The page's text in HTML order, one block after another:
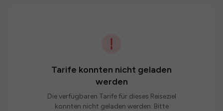
Tarife konnten nicht geladen
werden
Die verfügbaren Tarife für dieses Reiseziel
konnten nicht geladen werden. Bitte